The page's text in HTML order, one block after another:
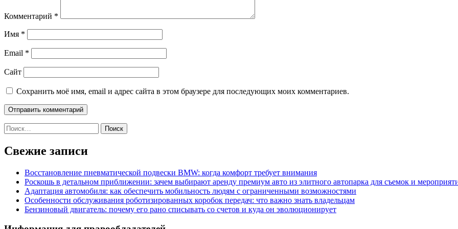
Комментарий *
Имя *
Email *
Сайт
Сохранить моё имя, email и адрес сайта в этом браузере для последующих моих комментариев.
Найти:
Свежие записи
Восстановление пневматической подвески BMW: когда комфорт требует внимания
Роскошь в детальном приближении: зачем выбирают аренду премиум авто из элитного автопарка для съемок и
Адаптация автомобиля: как обеспечить мобильность людям с ограниченными возможностями
Особенности обслуживания роботизированных коробок передач: что важно знать владельцам
Бензиновый двигатель: почему его рано списывать со счетов и куда он эволюционирует